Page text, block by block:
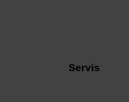
Servis